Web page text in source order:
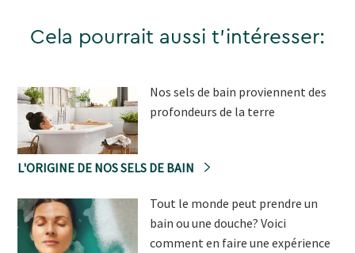
Cela pourrait aussi t'intéresser:
Nos sels de bain proviennent des
profondeurs de la terre
L'ORIGINE DE NOS SELS DE BAIN
Tout le monde peut prendre un
bain ou une douche? Voici
comment en faire une expérience